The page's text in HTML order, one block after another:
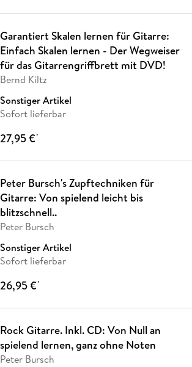
Garantiert Skalen lernen für Gitarre:
Einfach Skalen lernen - Der Wegweiser
für das Gitarrengriffbrett mit DVD!
Bernd Kiltz
Sonstiger Artikel
Sofort lieferbar
27,95 €*
Peter Bursch's Zupftechniken für
Gitarre: Von spielend leicht bis
blitzschnell..
Peter Bursch
Sonstiger Artikel
Sofort lieferbar
26,95 €*
Rock Gitarre. Inkl. CD: Von Null an
spielend lernen, ganz ohne Noten
Peter Bursch